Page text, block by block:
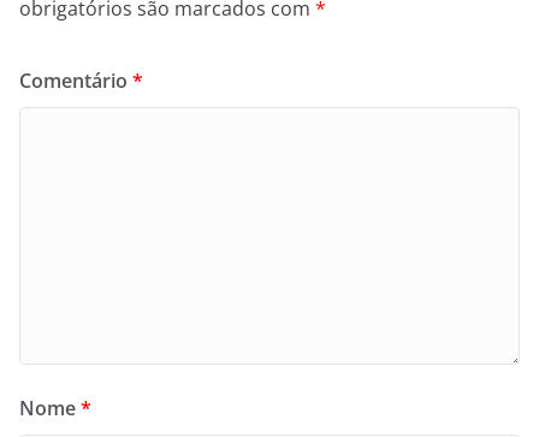
obrigatórios são marcados com *
Comentário *
Nome*